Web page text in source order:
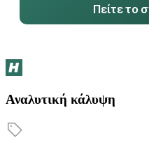
Πείτε το
Αναλυτική κάλυψη